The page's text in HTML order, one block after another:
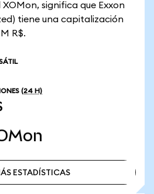
significa que Exxon
tiene una capitalización
R$.
(24 H)
ESTADÍSTICAS